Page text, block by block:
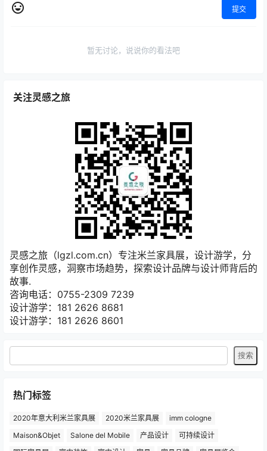
提交
暂无讨论，说说你的看法吧
关注灵感之旅
灵感之旅（lgzl.com.cn）专注米兰家具展，设计游学，分
享创作灵感，洞察市场趋势，探索设计品牌与设计师背后的
故事.
咨询电话：0755-2309 7239
设计游学：181 2626 8681
设计游学：181 2626 8601
热门标签
2020年意大利米兰家具展 2020米兰家具展
imm cologne
Maison&Objet
Salone del Mobile 产品设计
可持续设计